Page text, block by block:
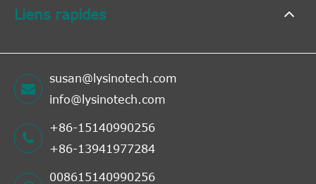
Liens rapides
susan@lysinotech.com
info@lysinotech.com
+86-15140990256
+86-13941977284
008615140990256